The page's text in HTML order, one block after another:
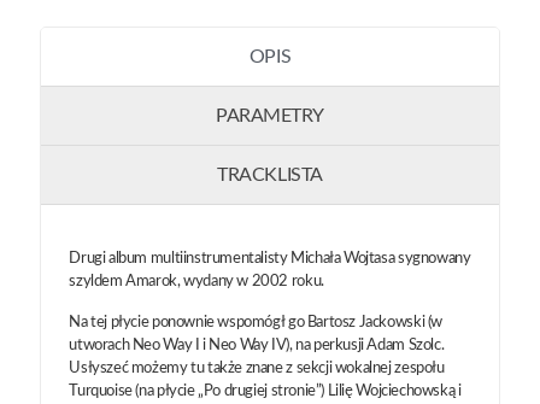
OPIS
PARAMETRY
TRACKLISTA
Drugi album multiinstrumentalisty Michała Wojtasa sygnowany
szyldem Amarok, wydany w 2002 roku.
Na tej płycie ponownie wspomógł go Bartosz Jackowski (w
utworach Neo Way I i Neo Way IV), na perkusji Adam Szolc.
Usłyszeć możemy tu także znane z sekcji wokalnej zespołu
Turquoise (na płycie „Po drugiej stronie”) Lilię Wojciechowską i